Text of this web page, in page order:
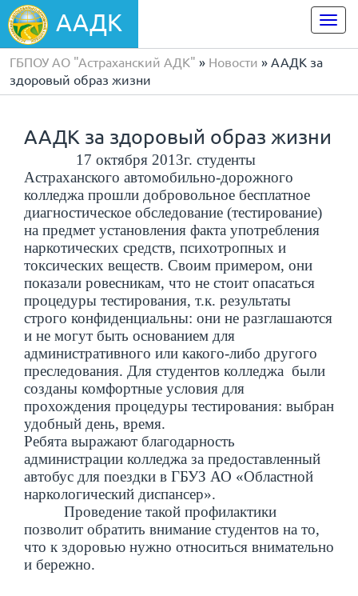
ААДК
ГБПОУ АО "Астраханский АДК" » Новости » ААДК за
здоровый образ жизни
ААДК за здоровый образ жизни
17 октября 2013г. студенты
Астраханского автомобильно-дорожного
колледжа прошли добровольное бесплатное
диагностическое обследование (тестирование)
на предмет установления факта употребления
наркотических средств, психотропных и
токсических веществ. Своим примером, они
показали ровесникам, что не стоит опасаться
процедуры тестирования, т.к. результаты
строго конфиденциальны: они не разглашаются
и не могут быть основанием для
административного или какого-либо другого
преследования. Для студентов колледжа были
созданы комфортные условия для
прохождения процедуры тестирования: выбран
удобный день, время.
Ребята выражают благодарность
администрации колледжа за предоставленный
автобус для поездки в ГБУЗ АО «Областной
наркологический диспансер».
Проведение такой профилактики
позволит обратить внимание студентов на то,
что к здоровью нужно относиться внимательно
и бережно.